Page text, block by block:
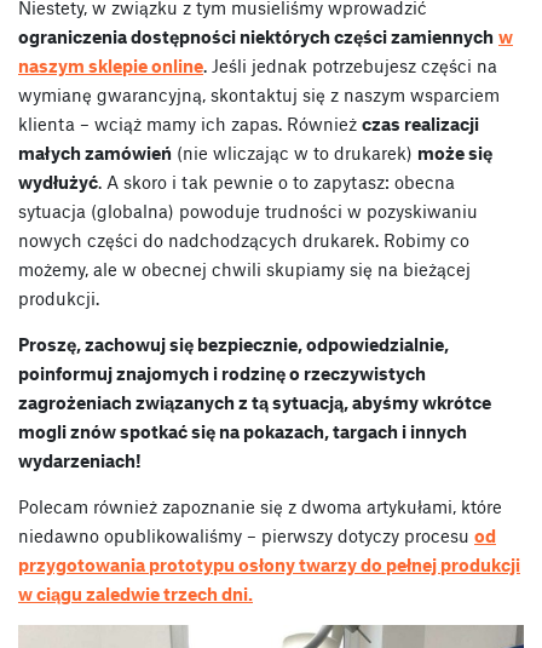
Niestety, w związku z tym musieliśmy wprowadzić
ograniczenia dostępności niektórych części zamiennych w
naszym sklepie online. Jeśli jednak potrzebujesz części na
wymianę gwarancyjną, skontaktuj się z naszym wsparciem
klienta – wciąż mamy ich zapas. Również czas realizacji
małych zamówień (nie wliczając w to drukarek) może się
wydłużyć. A skoro i tak pewnie o to zapytasz: obecna
sytuacja (globalna) powoduje trudności w pozyskiwaniu
nowych części do nadchodzących drukarek. Robimy co
możemy, ale w obecnej chwili skupiamy się na bieżącej
produkcji.
Proszę, zachowuj się bezpiecznie, odpowiedzialnie,
poinformuj znajomych i rodzinę o rzeczywistych
zagrożeniach związanych z tą sytuacją, abyśmy wkrótce
mogli znów spotkać się na pokazach, targach i innych
wydarzeniach!
Polecam również zapoznanie się z dwoma artykułami, które
niedawno opublikowaliśmy – pierwszy dotyczy procesu od
przygotowania prototypu osłony twarzy do pełnej produkcji
w ciągu zaledwie trzech dni.